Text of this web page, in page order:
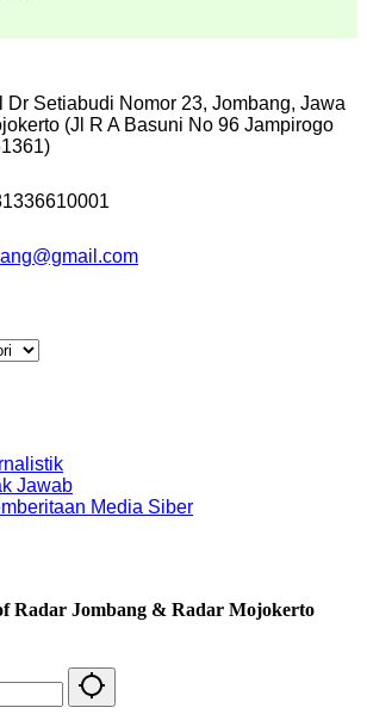
Dr Setiabudi Nomor 23, Jombang, Jawa
(Jl R A Basuni No 96 Jampirogo
Jawab
Media Siber
Radar Jombang & Radar Mojokerto